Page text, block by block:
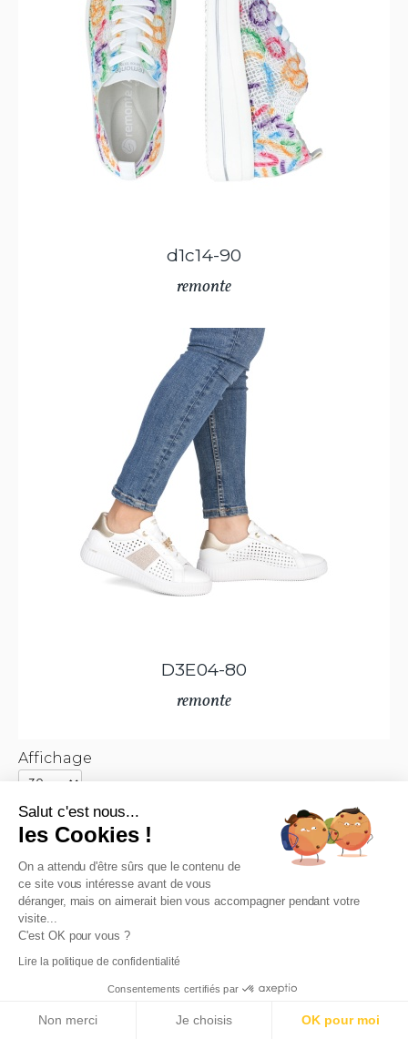
d1c14-90
remonte
D3E04-80
remonte
Affichage
Produits 1 à 30 sur 49
MKS chaussures propose un large choix de chaussures
Salut c'est nous...
les Cookies !
On a attendu d'être sûrs que le contenu de
ce site vous intéresse avant de vous
déranger, mais on aimerait bien vous accompagner pendant votre
visite...
C'est OK pour vous ?
Lire la politique de confidentialité
Consentements certifiés par
Non merci Je choisis OK pour moi